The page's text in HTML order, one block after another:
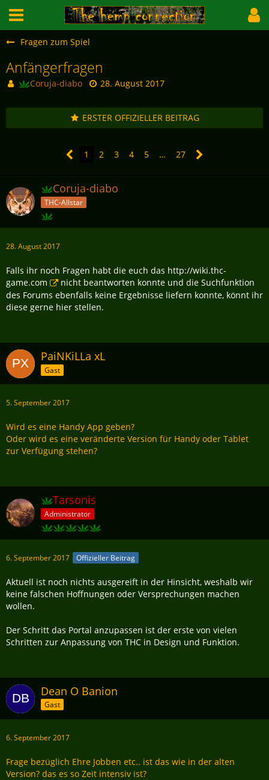
Fragen zum Spiel
Anfängerfragen
Coruja-diabo 28. August 2017
ERSTER OFFIZIELLER BEITRAG
1 2 3 4 5 … 27
Coruja-diabo
THC-Allstar
28. August 2017
Falls ihr noch Fragen habt die euch das http://wiki.thc-
game.com
nicht beantworten konnte und die Suchfunktion
des Forums ebenfalls keine Ergebnisse liefern konnte, könnt ihr
diese gerne hier stellen.
PaiNKiLLa xL
Gast
5. September 2017
Wird es eine Handy App geben?
Oder wird es eine veränderte Version für Handy oder Tablet
zur Verfügung stehen?
Tarsonis
Administrator
6. September 2017 Offizieller Beitrag
Aktuell ist noch nichts ausgereift in der Hinsicht, weshalb wir
keine falschen Hoffnungen oder Versprechungen machen
wollen.
Der Schritt das Portal anzupassen ist der erste von vielen
Schritten zur Anpassung von THC in Design und Funktion.
Dean O Banion
Gast
6. September 2017
Frage bezüglich Ehre Jobben etc.. ist das wie in der alten
Version? das es so Zeit intensiv ist?